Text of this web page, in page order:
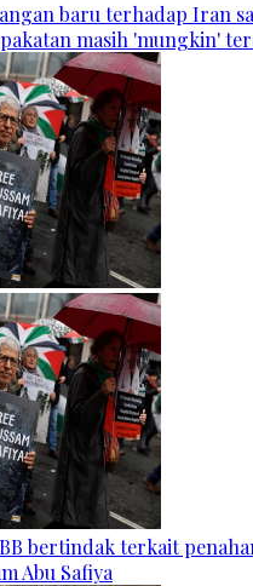
baru terhadap Iran
masih 'mungkin'
bertindak terkait
Abu Safiya